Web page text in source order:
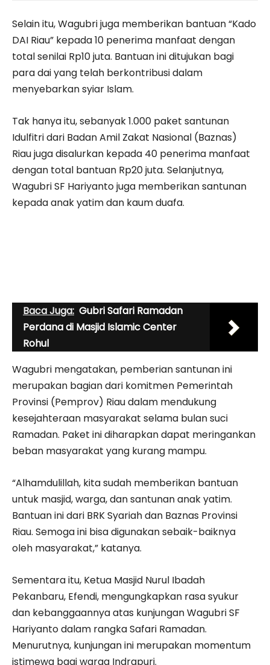
Selain itu, Wagubri juga memberikan bantuan “Kado
DAI Riau” kepada 10 penerima manfaat dengan
total senilai Rp10 juta. Bantuan ini ditujukan bagi
para dai yang telah berkontribusi dalam
menyebarkan syiar Islam.
Tak hanya itu, sebanyak 1.000 paket santunan
Idulfitri dari Badan Amil Zakat Nasional (Baznas)
Riau juga disalurkan kepada 40 penerima manfaat
dengan total bantuan Rp20 juta. Selanjutnya,
Wagubri SF Hariyanto juga memberikan santunan
kepada anak yatim dan kaum duafa.
Baca Juga: Gubri Safari Ramadan
Perdana di Masjid Islamic Center
Rohul
Wagubri mengatakan, pemberian santunan ini
merupakan bagian dari komitmen Pemerintah
Provinsi (Pemprov) Riau dalam mendukung
kesejahteraan masyarakat selama bulan suci
Ramadan. Paket ini diharapkan dapat meringankan
beban masyarakat yang kurang mampu.
“Alhamdulillah, kita sudah memberikan bantuan
untuk masjid, warga, dan santunan anak yatim.
Bantuan ini dari BRK Syariah dan Baznas Provinsi
Riau. Semoga ini bisa digunakan sebaik-baiknya
oleh masyarakat,” katanya.
Sementara itu, Ketua Masjid Nurul Ibadah
Pekanbaru, Efendi, mengungkapkan rasa syukur
dan kebanggaannya atas kunjungan Wagubri SF
Hariyanto dalam rangka Safari Ramadan.
Menurutnya, kunjungan ini merupakan momentum
istimewa bagi warga Indrapuri.